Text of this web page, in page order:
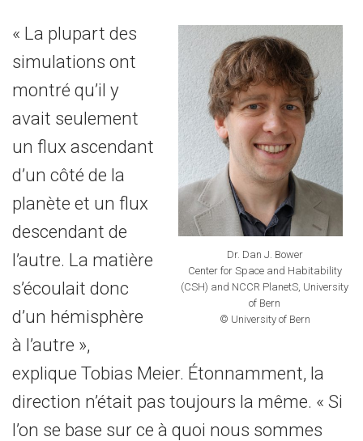
Dr. Dan J. Bower
Center for Space and Habitability
(CSH) and NCCR PlanetS, University
of Bern
© University of Bern
« La plupart des
simulations ont
montré qu’il y
avait seulement
un flux ascendant
d’un côté de la
planète et un flux
descendant de
l’autre. La matière
s’écoulait donc
d’un hémisphère
à l’autre »,
explique Tobias Meier. Étonnamment, la
direction n’était pas toujours la même. « Si
l’on se base sur ce à quoi nous sommes